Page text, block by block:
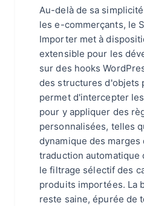
Au-delà de sa
les e-commerçants, le
Importer met à
extensible pour les
sur des hooks
des structures d'objets
permet d'intercepter
pour y appliquer des
personnalisées, telles
dynamique des marges
traduction automatique
le filtrage sélectif des
produits importées. La
reste saine, épurée de